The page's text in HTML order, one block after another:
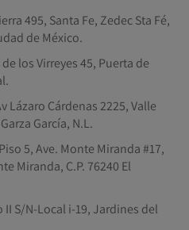
495, Santa Fe, Zedec Sta Fé,
de México.
de los Virreyes 45, Puerta de
Lázaro Cárdenas 2225, Valle
García, N.L.
Piso 5, Ave. Monte Miranda #17,
Miranda, C.P. 76240 El
II S/N-Local i-19, Jardines del